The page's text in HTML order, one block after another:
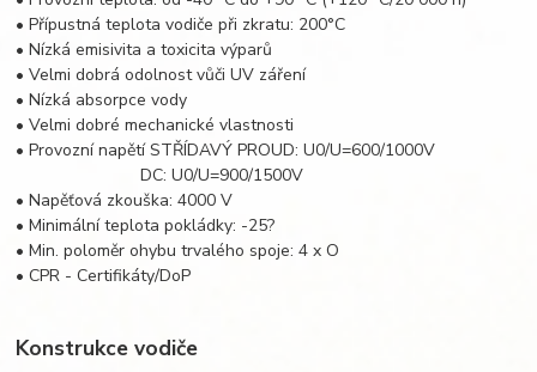
• Přípustná teplota vodiče při zkratu: 200°C
• Nízká emisivita a toxicita výparů
• Velmi dobrá odolnost vůči UV záření
• Nízká absorpce vody
• Velmi dobré mechanické vlastnosti
• Provozní napětí STŘÍDAVÝ PROUD: U0/U=600/1000V
DC: U0/U=900/1500V
• Napěťová zkouška: 4000 V
• Minimální teplota pokládky: -25?
• Min. poloměr ohybu trvalého spoje: 4 x O
• CPR - Certifikáty/DoP
Konstrukce vodiče